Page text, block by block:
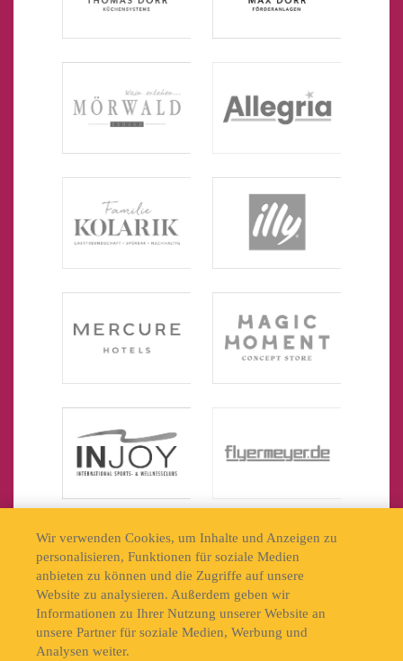
Wir verwenden Cookies, um Inhalte und Anzeigen zu
personalisieren, Funktionen für soziale Medien
anbieten zu können und die Zugriffe auf unsere
Website zu analysieren. Außerdem geben wir
Informationen zu Ihrer Nutzung unserer Website an
unsere Partner für soziale Medien, Werbung und
Analysen weiter.